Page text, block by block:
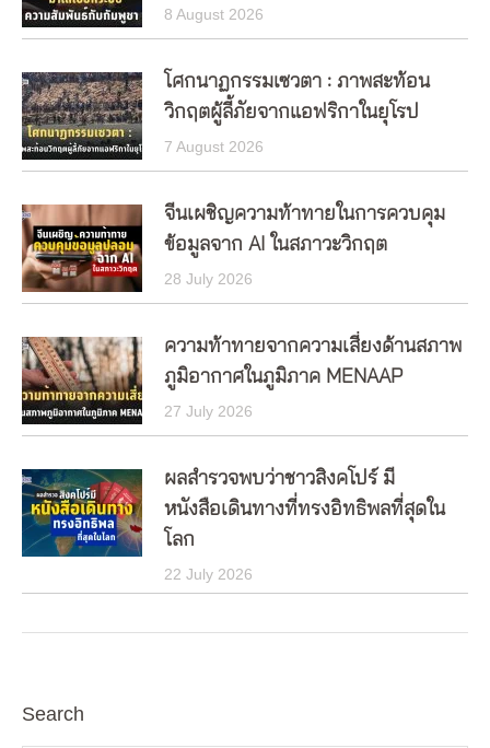
8 August 2026
โศกนาฏกรรมเซวตา : ภาพสะท้อน
วิกฤตผู้ลี้ภัยจากแอฟริกาในยุโรป
7 August 2026
จีนเผชิญความท้าทายในการควบคุม
ข้อมูลจาก AI ในสภาวะวิกฤต
28 July 2026
ความท้าทายจากความเสี่ยงด้านสภาพ
ภูมิอากาศในภูมิภาค MENAAP
27 July 2026
ผลสำรวจพบว่าชาวสิงคโปร์ มี
หนังสือเดินทางที่ทรงอิทธิพลที่สุดใน
โลก
22 July 2026
Search